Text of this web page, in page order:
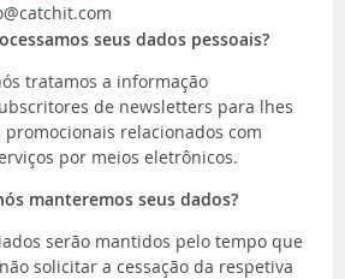
seus dados pessoais?
tratamos a informação
de newsletters para lhes
relacionados com
por meios eletrônicos.
manteremos seus dados?
serão mantidos pelo tempo que
solicitar a cessação da respetiva